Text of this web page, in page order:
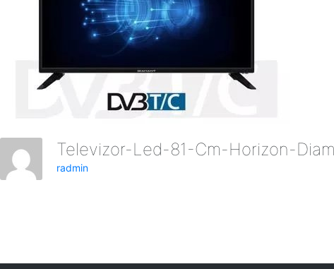
Televizor-Led-81-Cm-Horizon-
radmin